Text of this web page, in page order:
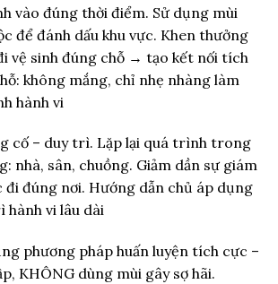
vào đúng thời điểm. Sử dụng mùi
để đánh dấu khu vực. Khen thưởng
vệ sinh đúng chỗ → tạo kết nối tích
không mắng, chỉ nhẹ nhàng làm
hành vi
cố – duy trì. Lặp lại quá trình trong
nhà, sân, chuồng. Giảm dần sự giám
đi đúng nơi. Hướng dẫn chủ áp dụng
hành vi lâu dài
phương pháp huấn luyện tích cực –
KHÔNG dùng mùi gây sợ hãi.